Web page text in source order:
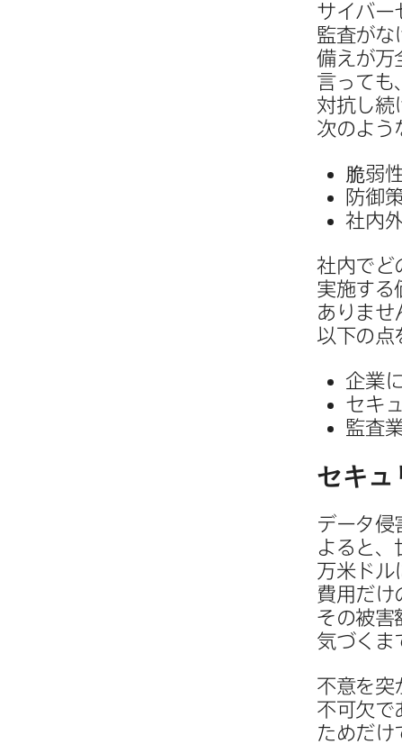
サイバー
監査が​な
備えが​万
言っても
対抗し続
次のよう
脆弱
防御
社内
社内で​ど
実施する​
ありませ
以下の​点
企業
セキ
監査
セキュ
データ侵
よると、​
万米ドル
費用だけ
その​被害
気づくま
不意を​突
不可欠で
ためだけ